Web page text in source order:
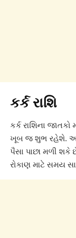
કર્ક રાશિ
કર્ક રાશિના જાતકો
ખૂબ જ શુભ રહેશે. આ
પૈસા પાછા મળી શકે
રોકાણ માટે સમય